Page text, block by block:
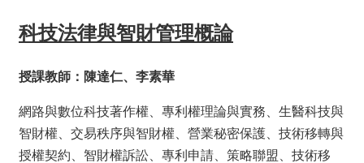
訊
與
動
關
於
科技法律與智財管理概論
授課教師：陳達仁、李素華
網路與數位科技著作權、專利權理論與實務、生醫科技與
智財權、交易秩序與智財權、營業秘密保護、技術移轉與
授權契約、智財權訴訟、專利申請、策略聯盟、技術移